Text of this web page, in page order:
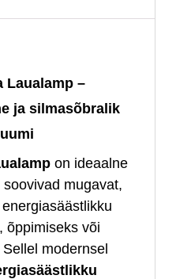
Laualamp –
ja silmasõbralik
on ideaalne
mugavat,
õppimiseks või
modernsel